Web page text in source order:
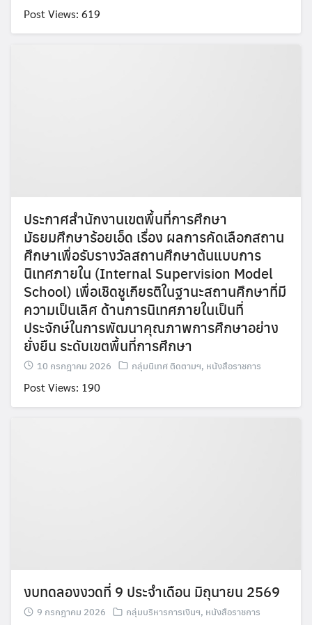
Post Views: 619
ประกาศสำนักงานเขตพื้นที่การศึกษา
มัธยมศึกษาร้อยเอ็ด เรื่อง ผลการคัดเลือกสถาน
ศึกษาเพื่อรับรางวัลสถานศึกษาต้นแบบการ
นิเทศภายใน (Internal Supervision Model
School) เพื่อเชิดชูเกียรติในฐานะสถานศึกษาที่มี
ความเป็นเลิศ ด้านการนิเทศภายในเป็นที่
ประจักษ์ในการพัฒนาคุณภาพการศึกษาอย่าง
ยั่งยืน ระดับเขตพื้นที่การศึกษา
10 กรกฎาคม 2026 กลุ่มนิเทศ ติดตามฯ, หนังสือราชการ
Post Views: 190
งบทดลองงวดที่ 9 ประจำเดือน มิถุนายน 2569
9 กรกฎาคม 2026 กลุ่มบริหารการเงินฯ, หนังสือราชการ